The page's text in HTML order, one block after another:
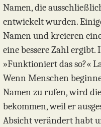
Namen, die
entwickelt wurden.
Namen und kreieren
eine bessere Zahl
»Funktioniert das so?«
Wenn Menschen
Namen zu rufen, wird
bekommen, weil er
Absicht verändert habt